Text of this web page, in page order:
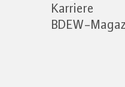
Karriere
BDEW-